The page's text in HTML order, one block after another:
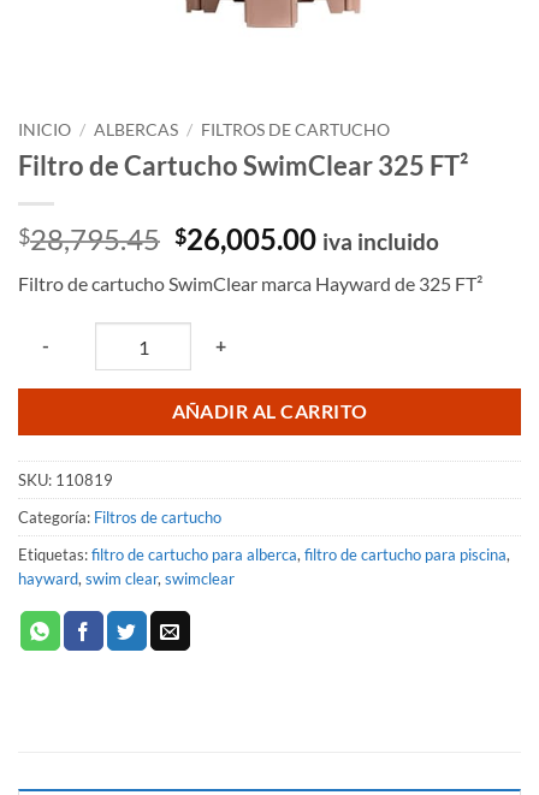
INICIO / ALBERCAS / FILTROS DE CARTUCHO
Filtro de Cartucho SwimClear 325 FT²
$28,795.45 El
precio
original
era:
$28,795.45.
$26,005.00El
actual
iva incluido
Filtro de cartucho SwimClear marca Hayward de 325 FT²
- +
AÑADIR AL CARRITO
SKU: 110819
Categoría: Filtros de cartucho
Etiquetas:filtro de cartucho para alberca, filtro de cartucho para piscina,
hayward, swim clear, swimclear